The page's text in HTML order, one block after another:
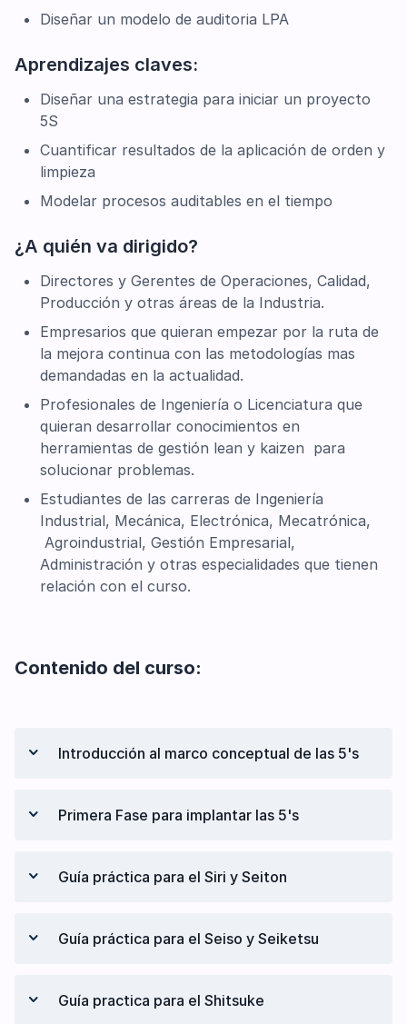
Diseñar un modelo de auditoria LPA
Aprendizajes claves:
Diseñar una estrategia para iniciar un proyecto
5S
Cuantificar resultados de la aplicación de orden y
limpieza
Modelar procesos auditables en el tiempo
¿A quién va dirigido?
Directores y Gerentes de Operaciones, Calidad,
Producción y otras áreas de la Industria.
Empresarios que quieran empezar por la ruta de
la mejora continua con las metodologías mas
demandadas en la actualidad.
Profesionales de Ingeniería o Licenciatura que
quieran desarrollar conocimientos en
herramientas de gestión lean y kaizen para
solucionar problemas.
Estudiantes de las carreras de Ingeniería
Industrial, Mecánica, Electrónica, Mecatrónica,
Agroindustrial, Gestión Empresarial,
Administración y otras especialidades que tienen
relación con el curso.
Contenido del curso:
Introducción al marco conceptual de las 5's
Origen
Primera Fase para implantar las 5's
Filtro SMART
Guía práctica para el Siri y Seiton
Ejemplos en un proceso Industrial
Guía práctica para el Seiso y Seiketsu
Ejemplos en un proceso Industrial
Guía practica para el Shitsuke